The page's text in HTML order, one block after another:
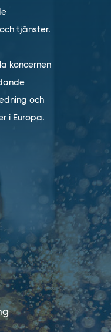
tjänster.
koncernen
och
i Europa.